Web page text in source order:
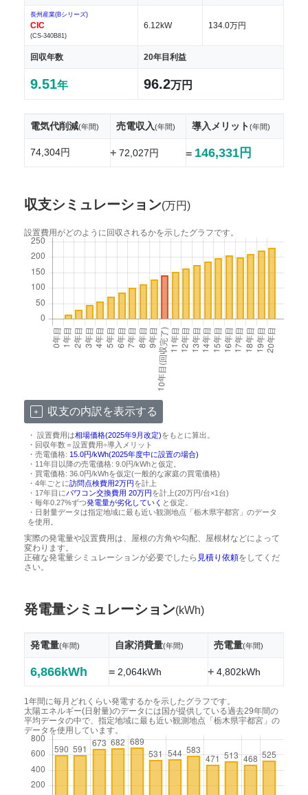
長州産業(Bシリーズ)
CIC
(CS-340B81)
6.12kW 134.0万円
回収年数 20年目利益
9.51年 96.2万円
電気代削減(年間) 売電収入(年間) 導入メリット(年間)
74,304円 +72,027円 = 146,331円
収支シミュレーション(万円)
設置費用がどのように回収されるかを示したグラフです。
収支の内訳を表示する
・ 設置費用は相場価格(2025年9月改定)をもとに算出。
・回収年数＝設置費用÷導入メリット
・売電価格: 15.0円/kWh(2025年度中に設置の場合)
・11年目以降の売電価格: 9.0円/kWhと仮定。
・買電価格: 36.0円/kWhを仮定(一般的な家庭の買電価格)
・4年ごとに訪問点検費用2万円を計上
・17年目にパワコン交換費用 20万円を計上(20万円/台×1台)
・毎年0.27%ずつ発電量が劣化していく と仮定。
・日射量データは指定地域に最も近い観測地点「栃木県宇都宮」のデータ
を使用。
実際の発電量や設置費用は、屋根の方角や勾配、屋根材などによって
変わります。
正確な発電量シミュレーションが必要でしたら 見積り依頼をしてくだ
さい。
発電量シミュレーション(kWh)
発電量(年間) 自家消費量(年間) 売電量(年間)
6,866kWh =2,064kWh +4,802kWh
1年間に毎月どれくらい発電するかを示したグラフです。
太陽エネルギー(日射量)のデータには国が提供している過去29年間の
平均データの中で、指定地域に最も近い観測地点「栃木県宇都宮」の
データを使用しています。